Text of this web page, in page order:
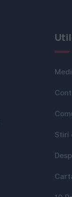
Stiri